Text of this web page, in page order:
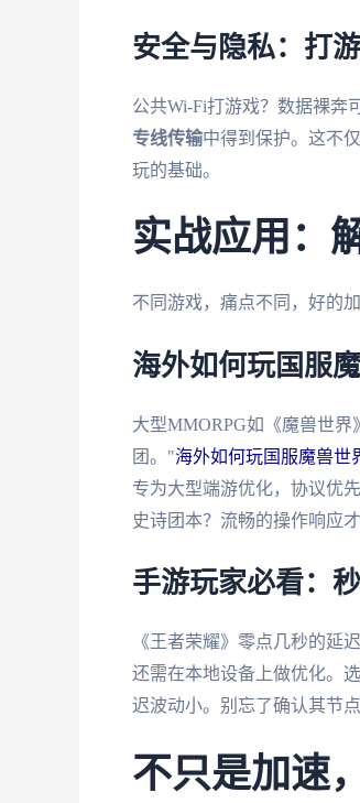
安全与隐私：打
公共Wi-Fi打游戏？数据裸奔
专线传输中得到保护。这不
玩的基础。
实战应用：
不同游戏，痛点不同，好的
海外如何玩国服
大型MMORPG如《魔兽世
团。"海外如何玩国服魔兽世
专为大型端游优化，协议优
史诗团本？流畅的操作响应
手游玩家必看：
《王者荣耀》零点几秒的延
还需在本地设备上做优化。
迟波动小。别忘了确认其节
不只是加速